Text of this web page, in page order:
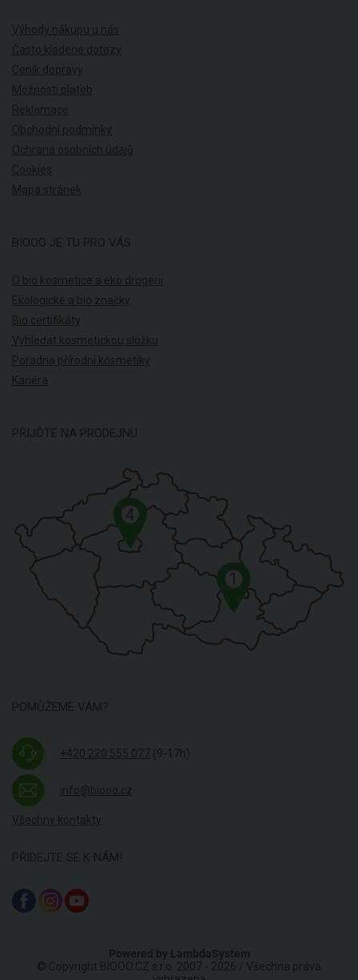
Výhody nákupu u nás
Často kladené dotazy
Ceník dopravy
Možnosti plateb
Reklamace
Obchodní podmínky
Ochrana osobních údajů
Cookies
Mapa stránek
BIOOO JE TU PRO VÁS
O bio kosmetice a eko drogerii
Ekologické a bio značky
Bio certifikáty
Vyhledat kosmetickou složku
Poradna přírodní kosmetiky
Kariéra
PŘIJĎTE NA PRODEJNU
1
4
POMŮŽEME VÁM?
+420 220 555 077 (9-17h)
info@biooo.cz
Všechny kontakty
PŘIDEJTE SE K NÁM!
Powered by LambdaSystem
© Copyright BIOOO.CZ s.r.o. 2007 - 2026 / Všechna práva